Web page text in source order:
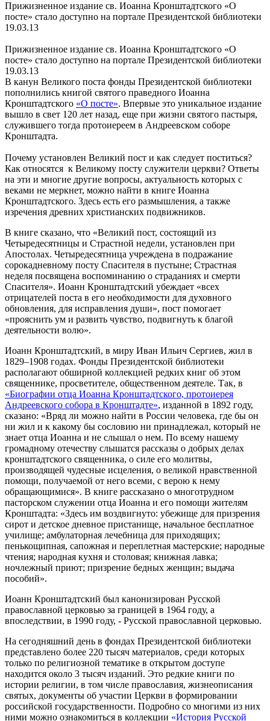
Прижизненное издание св. Иоанна Кронштадтского «О
посте» стало доступно на портале Президентской библиотеки
19.03.13
Прижизненное издание св. Иоанна Кронштадтского «О
посте» стало доступно на портале Президентской библиотеки
19.03.13
В канун Великого поста фонды Президентской библиотеки
пополнились книгой святого праведного Иоанна
Кронштадтского «О посте». Впервые это уникальное издание
вышло в свет 120 лет назад, еще при жизни святого пастыря,
служившего тогда протоиереем в Андреевском соборе
Кронштадта.
Почему установлен Великий пост и как следует поститься?
Как относятся к Великому посту служители церкви? Ответы
на эти и многие другие вопросы, актуальность которых с
веками не меркнет, можно найти в книге Иоанна
Кронштадтского. Здесь есть его размышления, а также
изречения древних христианских подвижников.
В книге сказано, что «Великий пост, состоящий из
Четыредесятницы и Страстной недели, установлен при
Апостолах. Четыредесятница учреждена в подражание
сорокадневному посту Спасителя в пустыне; Страстная
неделя посвящена воспоминанию о страданиях и смерти
Спасителя». Иоанн Кронштадтский убеждает «всех
отрицателей поста в его необходимости для духовного
обновления, для исправления души», пост помогает
«прояснить ум и развить чувство, подвигнуть к благой
деятельности волю».
Иоанн Кронштадтский, в миру Иван Ильич Сергиев, жил в
1829–1908 годах. Фонды Президентской библиотеки
располагают обширной коллекцией редких книг об этом
священнике, просветителе, общественном деятеле. Так, в
«Биографии отца Иоанна Кронштадтского, протоиерея
Андреевского собора в Кронштадте», изданной в 1892 году,
сказано: «Вряд ли можно найти в России человека, где бы он
ни жил и к какому бы сословию ни принадлежал, который не
знает отца Иоанна и не слышал о нем. По всему нашему
громадному отечеству слышатся рассказы о добрых делах
кронштадтского священника, о силе его молитвы,
производящей чудесные исцеления, о великой нравственной
помощи, получаемой от него всеми, с верою к нему
обращающимися». В книге рассказано о многотрудном
пасторском служении отца Иоанна и его помощи жителям
Кронштадта: «Здесь им воздвигнуто: убежище для призрения
сирот и детское дневное пристанище, начальное бесплатное
училище; амбулаторная лечебница для приходящих;
пенькощипная, сапожная и переплетная мастерские; народные
чтения; народная кухня и столовая; книжная лавка;
ночлежный приют; призрение бедных женщин; выдача
пособий».
Иоанн Кронштадтский был канонизирован Русской
православной церковью за границей в 1964 году, а
впоследствии, в 1990 году, ‑ Русской православной церковью.
На сегодняшний день в фондах Президентской библиотеки
представлено более 220 тысяч материалов, среди которых
только по религиозной тематике в открытом доступе
находится около 3 тысяч изданий. Это редкие книги по
истории религии, в том числе православия, жизнеописания
святых, документы об участии Церкви в формировании
российской государственности. Подробно со многими из них
ними можно ознакомиться в коллекции «История Русской